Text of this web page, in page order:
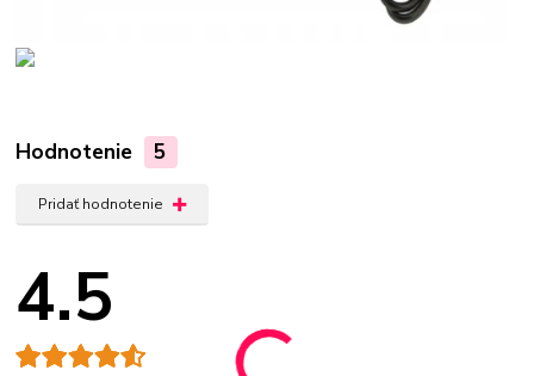
Hodnotenie 5
Pridať hodnotenie
4.5